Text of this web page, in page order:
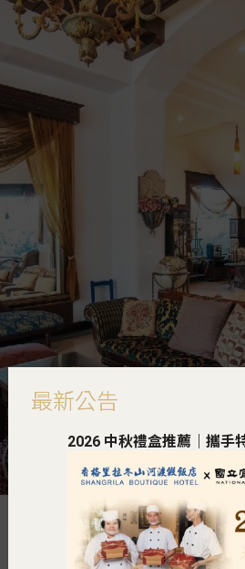
最新公告
2026 中秋禮盒推薦｜攜手